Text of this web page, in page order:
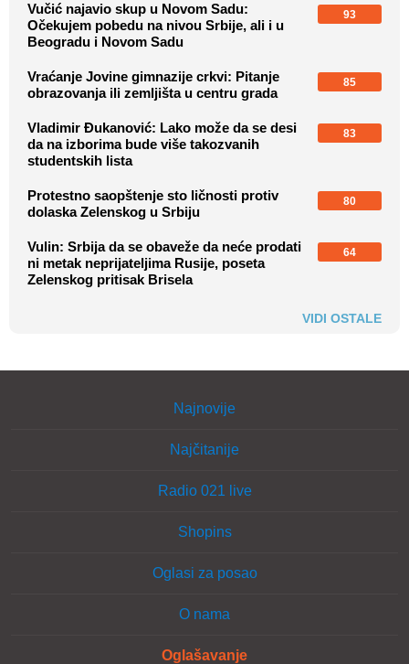
Vučić najavio skup u Novom Sadu:
Očekujem pobedu na nivou Srbije, ali i u
Beogradu i Novom Sadu
93
Vraćanje Jovine gimnazije crkvi: Pitanje
obrazovanja ili zemljišta u centru grada
85
Vladimir Đukanović: Lako može da se desi
da na izborima bude više takozvanih
studentskih lista
83
Protestno saopštenje sto ličnosti protiv
dolaska Zelenskog u Srbiju
80
Vulin: Srbija da se obaveže da neće prodati
ni metak neprijateljima Rusije, poseta
Zelenskog pritisak Brisela
64
VIDI OSTALE
Najnovije
Najčitanije
Radio 021 live
Shopins
Oglasi za posao
O nama
Oglašavanje